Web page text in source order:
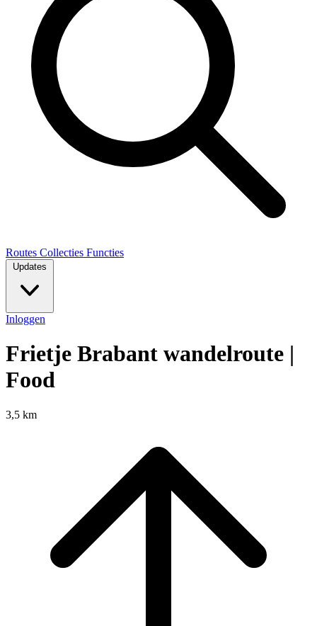
Routes Collecties Functies
Updates
Inloggen
Frietje Brabant wandelroute |
Food
3,5 km